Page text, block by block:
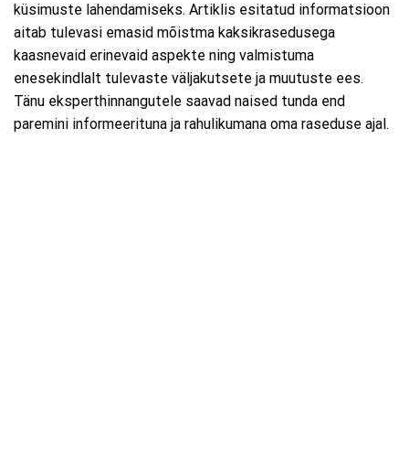
küsimuste lahendamiseks. Artiklis esitatud informatsioon
aitab tulevasi emasid mõistma kaksikrasedusega
kaasnevaid erinevaid aspekte ning valmistuma
enesekindlalt tulevaste väljakutsete ja muutuste ees.
Tänu eksperthinnangutele saavad naised tunda end
paremini informeerituna ja rahulikumana oma raseduse ajal.